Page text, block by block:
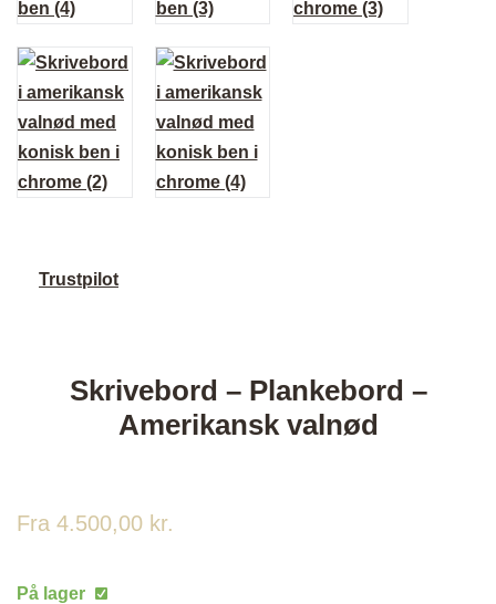
Trustpilot
Skrivebord – Plankebord –
Amerikansk valnød
Fra 4.500,00 kr.
På lager